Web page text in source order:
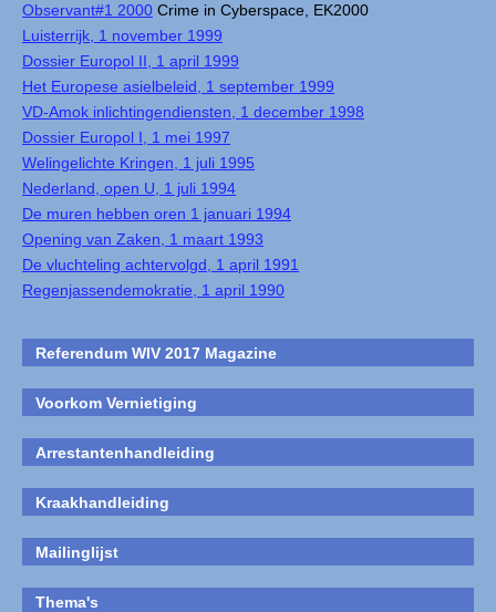
Observant#1 2000 Crime in Cyberspace, EK2000
Luisterrijk, 1 november 1999
Dossier Europol II, 1 april 1999
Het Europese asielbeleid, 1 september 1999
VD-Amok inlichtingendiensten, 1 december 1998
Dossier Europol I, 1 mei 1997
Welingelichte Kringen, 1 juli 1995
Nederland, open U, 1 juli 1994
De muren hebben oren 1 januari 1994
Opening van Zaken, 1 maart 1993
De vluchteling achtervolgd, 1 april 1991
Regenjassendemokratie, 1 april 1990
Referendum WIV 2017 Magazine
Voorkom Vernietiging
Arrestantenhandleiding
Kraakhandleiding
Mailinglijst
Thema's